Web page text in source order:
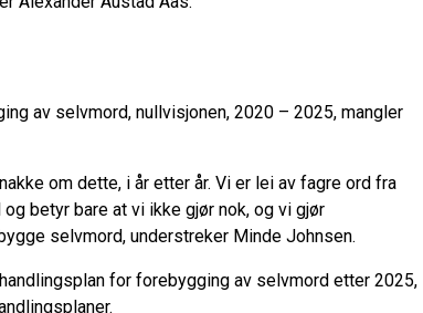
av selvmord, nullvisjonen, 2020 – 2025, mangler
om dette, i år etter år. Vi er lei av fagre ord fra
betyr bare at vi ikke gjør nok, og vi gjør
selvmord, understreker Minde Johnsen.
for forebygging av selvmord etter 2025,